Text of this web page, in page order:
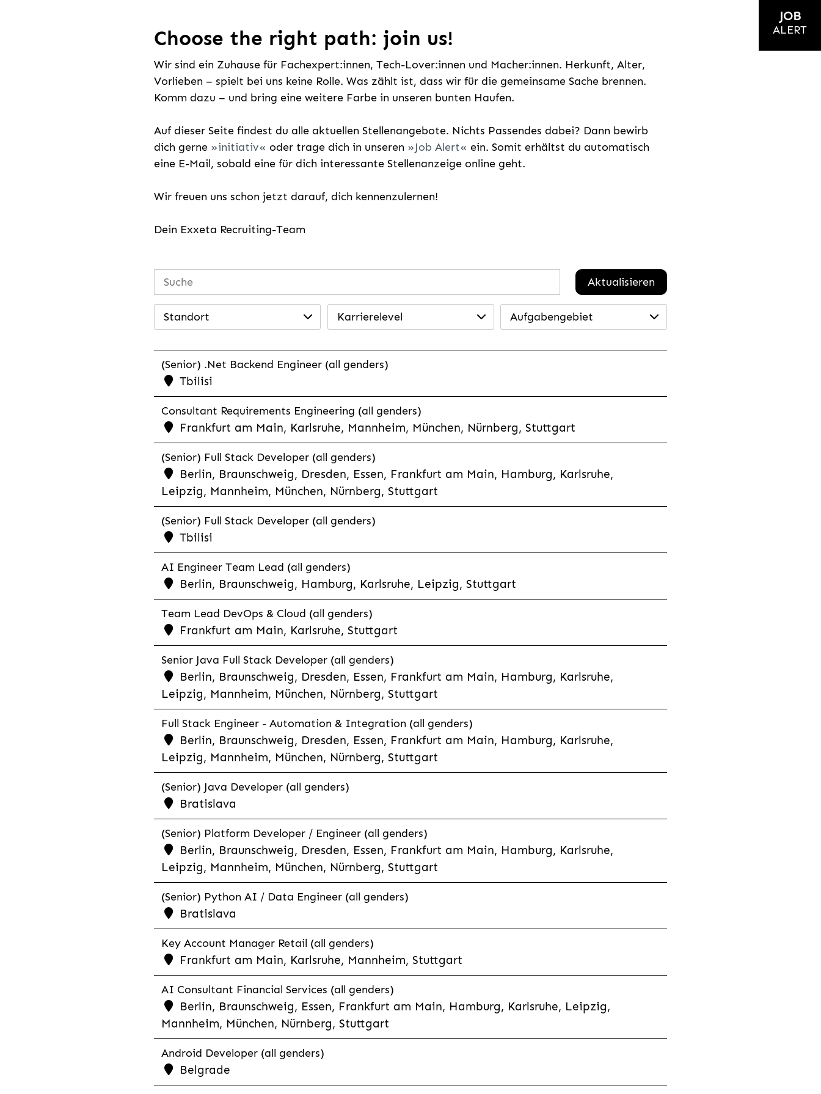
Choose the right path: join us!
Wir sind ein Zuhause für Fachexpert:innen, Tech-Lover:innen und Macher:innen. Herkunft, Alter,
Vorlieben – spielt bei uns keine Rolle. Was zählt ist, dass wir für die gemeinsame Sache brennen.
Komm dazu – und bring eine weitere Farbe in unseren bunten Haufen.
Auf dieser Seite findest du alle aktuellen Stellenangebote. Nichts Passendes dabei? Dann bewirb
dich gerne
initiativ oder trage dich in unseren Job Alert
ein. Somit erhältst du automatisch
eine E-Mail, sobald eine für dich interessante Stellenanzeige online geht.
Wir freuen uns schon jetzt darauf, dich kennenzulernen!
Dein Exxeta Recruiting-Team
Aktualisieren
Standort Karrierelevel Aufgabengebiet
(Senior) .Net Backend Engineer (all genders)
Tbilisi
Consultant Requirements Engineering (all genders)
Frankfurt am Main, Karlsruhe, Mannheim, München, Nürnberg, Stuttgart
(Senior) Full Stack Developer (all genders)
Berlin, Braunschweig, Dresden, Essen, Frankfurt am Main, Hamburg, Karlsruhe,
Leipzig, Mannheim, München, Nürnberg, Stuttgart
(Senior) Full Stack Developer (all genders)
Tbilisi
AI Engineer Team Lead (all genders)
Berlin, Braunschweig, Hamburg, Karlsruhe, Leipzig, Stuttgart
Team Lead DevOps & Cloud (all genders)
Frankfurt am Main, Karlsruhe, Stuttgart
Senior Java Full Stack Developer (all genders)
Berlin, Braunschweig, Dresden, Essen, Frankfurt am Main, Hamburg, Karlsruhe,
Leipzig, Mannheim, München, Nürnberg, Stuttgart
Full Stack Engineer - Automation & Integration (all genders)
Berlin, Braunschweig, Dresden, Essen, Frankfurt am Main, Hamburg, Karlsruhe,
Leipzig, Mannheim, München, Nürnberg, Stuttgart
(Senior) Java Developer (all genders)
Bratislava
(Senior) Platform Developer / Engineer (all genders)
Berlin, Braunschweig, Dresden, Essen, Frankfurt am Main, Hamburg, Karlsruhe,
Leipzig, Mannheim, München, Nürnberg, Stuttgart
(Senior) Python AI / Data Engineer (all genders)
Bratislava
Key Account Manager Retail (all genders)
Frankfurt am Main, Karlsruhe, Mannheim, Stuttgart
AI Consultant Financial Services (all genders)
Berlin, Braunschweig, Essen, Frankfurt am Main, Hamburg, Karlsruhe, Leipzig,
Mannheim, München, Nürnberg, Stuttgart
Android Developer (all genders)
Belgrade
JOB
ALERT